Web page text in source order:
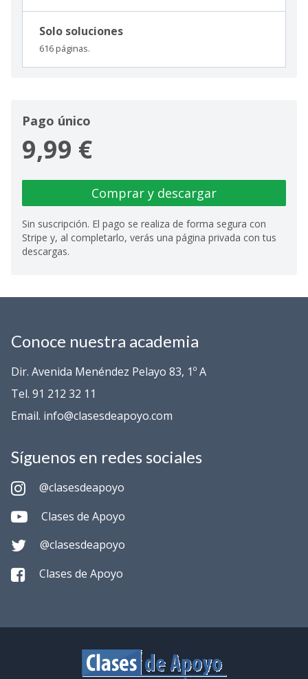
Solo soluciones
616 páginas.
Pago único
9,99 €
Comprar y descargar
Sin suscripción. El pago se realiza de forma segura con
Stripe y, al completarlo, verás una página privada con tus
descargas.
Conoce nuestra academia
Dir. Avenida Menéndez Pelayo 83, 1º A
Tel. 91 212 32 11
Email. info@clasesdeapoyo.com
Síguenos en redes sociales
@clasesdeapoyo
Clases de Apoyo
@clasesdeapoyo
Clases de Apoyo